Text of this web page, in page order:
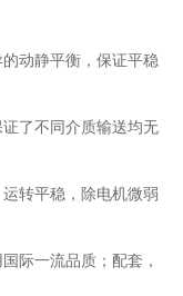
动静平衡，保证平稳
了不同介质输送均无
转平稳，除电机微弱
际一流品质；配套，